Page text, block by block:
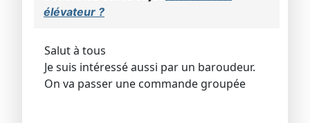
élévateur ?
Salut à tous
Je suis intéressé aussi par un baroudeur.
On va passer une commande groupée